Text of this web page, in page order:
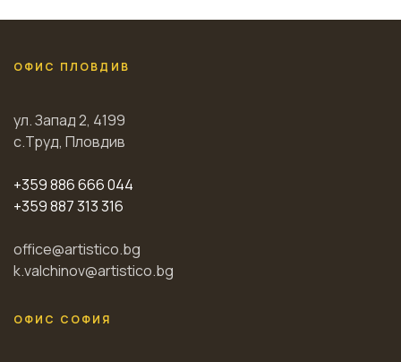
ОФИС ПЛОВДИВ
ул. Запад 2, 4199
с.Труд, Пловдив
+359 886 666 044
+359 887 313 316
office@artistico.bg
k.valchinov@artistico.bg
ОФИС СОФИЯ